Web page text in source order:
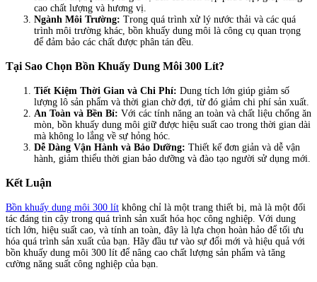
cao chất lượng và hương vị.
Ngành Môi Trường: Trong quá trình xử lý nước thải và các quá
trình môi trường khác, bồn khuấy dung môi là công cụ quan trọng
để đảm bảo các chất được phân tán đều.
Tại Sao Chọn Bồn Khuấy Dung Môi 300 Lít?
Tiết Kiệm Thời Gian và Chi Phí: Dung tích lớn giúp giảm số
lượng lô sản phẩm và thời gian chờ đợi, từ đó giảm chi phí sản xuất.
An Toàn và Bền Bỉ: Với các tính năng an toàn và chất liệu chống ăn
mòn, bồn khuấy dung môi giữ được hiệu suất cao trong thời gian dài
mà không lo lắng về sự hỏng hóc.
Dễ Dàng Vận Hành và Bảo Dưỡng: Thiết kế đơn giản và dễ vận
hành, giảm thiểu thời gian bảo dưỡng và đào tạo người sử dụng mới.
Kết Luận
Bồn khuấy dung môi 300 lít không chỉ là một trang thiết bị, mà là một đối
tác đáng tin cậy trong quá trình sản xuất hóa học công nghiệp. Với dung
tích lớn, hiệu suất cao, và tính an toàn, đây là lựa chọn hoàn hảo để tối ưu
hóa quá trình sản xuất của bạn. Hãy đầu tư vào sự đổi mới và hiệu quả với
bồn khuấy dung môi 300 lít để nâng cao chất lượng sản phẩm và tăng
cường năng suất công nghiệp của bạn.